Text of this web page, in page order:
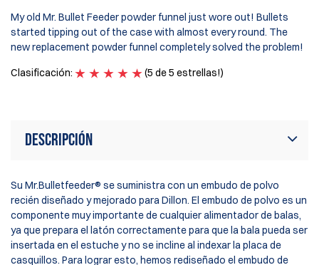
My old Mr. Bullet Feeder powder funnel just wore out! Bullets
started tipping out of the case with almost every round. The
new replacement powder funnel completely solved the problem!
Clasificación:
(5 de 5 estrellas!)
Descripción
Su Mr.Bulletfeeder® se suministra con un embudo de polvo
recién diseñado y mejorado para Dillon. El embudo de polvo es un
componente muy importante de cualquier alimentador de balas,
ya que prepara el latón correctamente para que la bala pueda ser
insertada en el estuche y no se incline al indexar la placa de
casquillos. Para lograr esto, hemos rediseñado el embudo de